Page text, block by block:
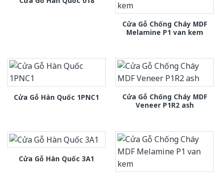
Cửa Gỗ Chống Cháy MDF
Melamine P1 van kem
Cửa Gỗ Hàn Quốc 1PNC1
Cửa Gỗ Chống Cháy MDF
Veneer P1R2 ash
Cửa Gỗ Hàn Quốc 3A1